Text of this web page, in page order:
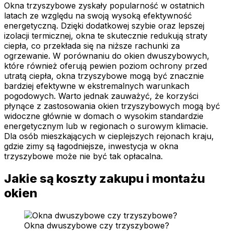
Okna trzyszybowe zyskały popularność w ostatnich
latach ze względu na swoją wysoką efektywność
energetyczną. Dzięki dodatkowej szybie oraz lepszej
izolacji termicznej, okna te skutecznie redukują straty
ciepła, co przekłada się na niższe rachunki za
ogrzewanie. W porównaniu do okien dwuszybowych,
które również oferują pewien poziom ochrony przed
utratą ciepła, okna trzyszybowe mogą być znacznie
bardziej efektywne w ekstremalnych warunkach
pogodowych. Warto jednak zauważyć, że korzyści
płynące z zastosowania okien trzyszybowych mogą być
widoczne głównie w domach o wysokim standardzie
energetycznym lub w regionach o surowym klimacie.
Dla osób mieszkających w cieplejszych rejonach kraju,
gdzie zimy są łagodniejsze, inwestycja w okna
trzyszybowe może nie być tak opłacalna.
Jakie są koszty zakupu i montażu
okien
Okna dwuszybowe czy trzyszybowe?